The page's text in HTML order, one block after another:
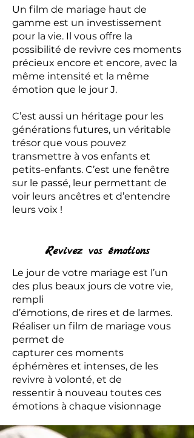
Un film de mariage haut de
gamme est un investissement
pour la vie. Il vous offre la
possibilité de revivre ces moments
précieux encore et encore, avec la
même intensité et la même
émotion que le jour J.
C’est aussi un héritage pour les
générations futures, un véritable
trésor que vous pouvez
transmettre à vos enfants et
petits-enfants. C’est une fenêtre
sur le passé, leur permettant de
voir leurs ancêtres et d’entendre
leurs voix !
Revivez vos émotions
Le jour de votre mariage est l’un
des plus beaux jours de votre vie,
rempli
d’émotions, de rires et de larmes.
Réaliser un film de mariage vous
permet de
capturer ces moments
éphémères et intenses, de les
revivre à volonté, et de
ressentir à nouveau toutes ces
émotions à chaque visionnage